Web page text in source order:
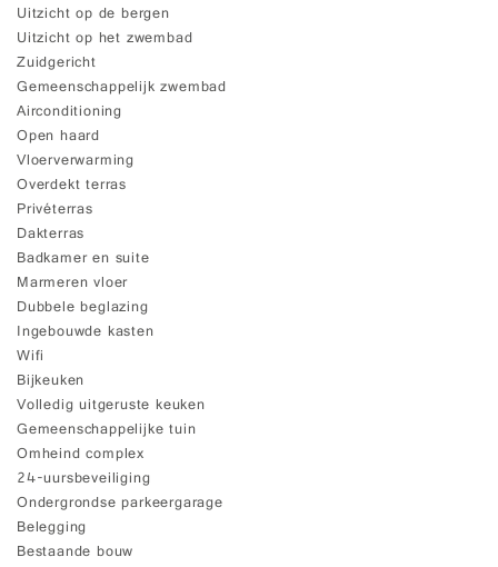
Uitzicht op de bergen
Uitzicht op het zwembad
Zuidgericht
Gemeenschappelijk zwembad
Airconditioning
Open haard
Vloerverwarming
Overdekt terras
Privéterras
Dakterras
Badkamer en suite
Marmeren vloer
Dubbele beglazing
Ingebouwde kasten
Wifi
Bijkeuken
Volledig uitgeruste keuken
Gemeenschappelijke tuin
Omheind complex
24-uursbeveiliging
Ondergrondse parkeergarage
Belegging
Bestaande bouw